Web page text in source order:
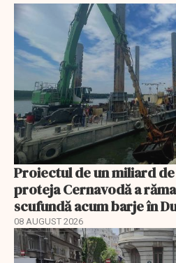
Proiectul de un miliard
proteja Cernavodă a
scufundă acum barje în
08 AUGUST 2026